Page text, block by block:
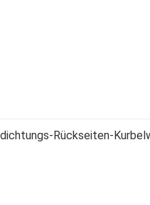
Rückseiten-